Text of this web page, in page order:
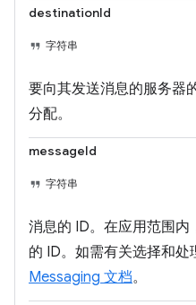
destinationId
字符串
要向其发送消息的服务器
分配。
messageId
字符串
消息的 ID。在应用范围
的 ID。如需有关选择和处
Messaging 文档。